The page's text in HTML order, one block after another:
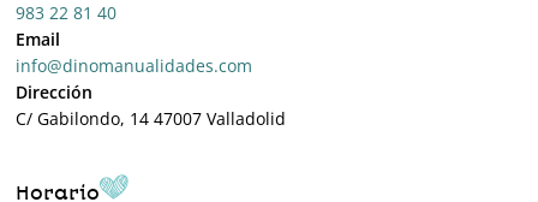
983 22 81 40
Email
info@dinomanualidades.com
Dirección
C/ Gabilondo, 14 47007 Valladolid
Horario